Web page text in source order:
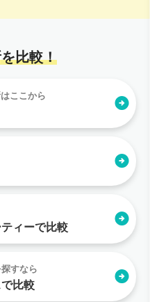
比較！
ここから
ィーで比較
すなら
比較